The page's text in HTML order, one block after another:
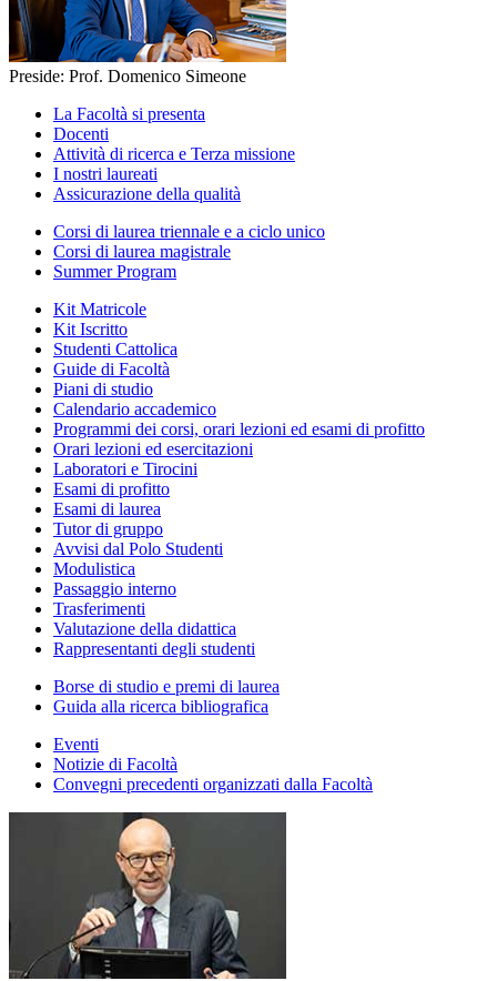
Preside: Prof. Domenico Simeone
La Facoltà si presenta
Docenti
Attività di ricerca e Terza missione
I nostri laureati
Assicurazione della qualità
Corsi di laurea triennale e a ciclo unico
Corsi di laurea magistrale
Summer Program
Kit Matricole
Kit Iscritto
Studenti Cattolica
Guide di Facoltà
Piani di studio
Calendario accademico
Programmi dei corsi, orari lezioni ed esami di profitto
Orari lezioni ed esercitazioni
Laboratori e Tirocini
Esami di profitto
Esami di laurea
Tutor di gruppo
Avvisi dal Polo Studenti
Modulistica
Passaggio interno
Trasferimenti
Valutazione della didattica
Rappresentanti degli studenti
Borse di studio e premi di laurea
Guida alla ricerca bibliografica
Eventi
Notizie di Facoltà
Convegni precedenti organizzati dalla Facoltà